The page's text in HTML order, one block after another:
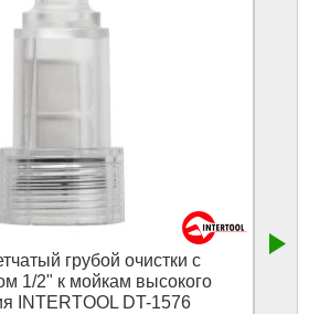
грубой очистки с
1/2" к мойкам высокого
INTERTOOL DT-1576